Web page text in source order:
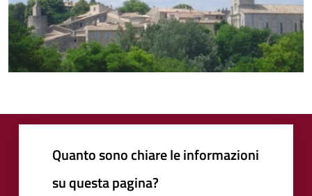
Quanto sono chiare le informazioni
su questa pagina?